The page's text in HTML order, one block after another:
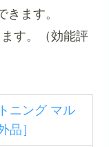
きます。
す。（効能評
ニング マル
品］